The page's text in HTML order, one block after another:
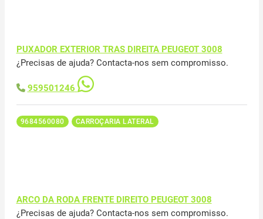
PUXADOR EXTERIOR TRAS DIREITA PEUGEOT 3008
¿Precisas de ajuda? Contacta-nos sem compromisso.
959501246
9684560080 CARROÇARIA LATERAL
ARCO DA RODA FRENTE DIREITO PEUGEOT 3008
¿Precisas de ajuda? Contacta-nos sem compromisso.